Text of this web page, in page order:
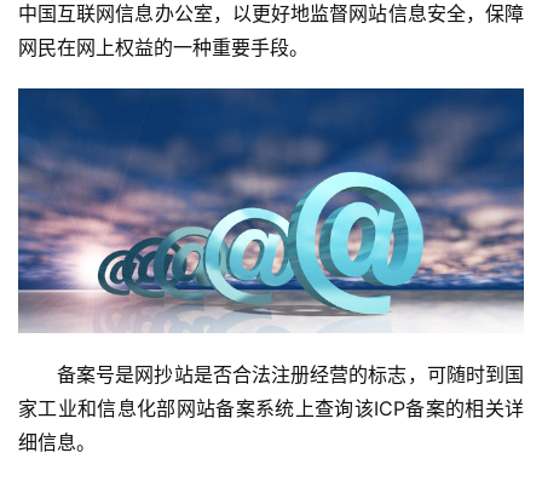
中国互联网信息办公室，以更好地监督网站信息安全，保障
网民在网上权益的一种重要手段。
备案号是网抄站是否合法注册经营的标志，可随时到国
家工业和信息化部网站备案系统上查询该ICP备案的相关详
细信息。